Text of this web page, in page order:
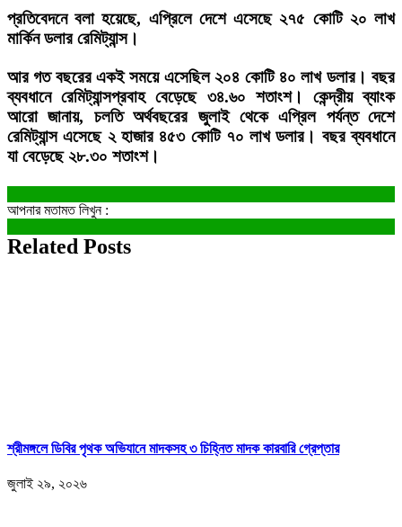
প্রতিবেদনে বলা হয়েছে, এপ্রিলে দেশে এসেছে ২৭৫ কোটি ২০ লাখ
মার্কিন ডলার রেমিট্যান্স।
আর গত বছরের একই সময়ে এসেছিল ২০৪ কোটি ৪০ লাখ ডলার। বছর
ব্যবধানে রেমিট্যান্সপ্রবাহ বেড়েছে ৩৪.৬০ শতাংশ। কেন্দ্রীয় ব্যাংক
আরো জানায়, চলতি অর্থবছরের জুলাই থেকে এপ্রিল পর্যন্ত দেশে
রেমিট্যান্স এসেছে ২ হাজার ৪৫৩ কোটি ৭০ লাখ ডলার। বছর ব্যবধানে
যা বেড়েছে ২৮.৩০ শতাংশ।
আপনার মতামত লিখুন :
Related Posts
শ্রীমঙ্গলে ডিবির পৃথক অভিযানে মাদকসহ ৩ চিহ্নিত মাদক কারবারি গ্রেপ্তার
জুলাই ২৯, ২০২৬